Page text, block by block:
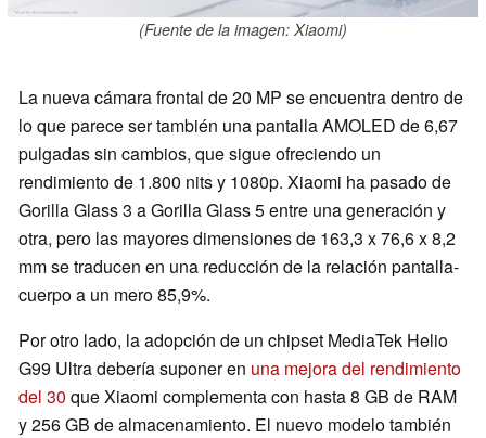
(Fuente de la imagen: Xiaomi)
La nueva cámara frontal de 20 MP se encuentra dentro de
lo que parece ser también una pantalla AMOLED de 6,67
pulgadas sin cambios, que sigue ofreciendo un
rendimiento de 1.800 nits y 1080p. Xiaomi ha pasado de
Gorilla Glass 3 a Gorilla Glass 5 entre una generación y
otra, pero las mayores dimensiones de 163,3 x 76,6 x 8,2
mm se traducen en una reducción de la relación pantalla-
cuerpo a un mero 85,9%.
Por otro lado, la adopción de un chipset MediaTek Helio
G99 Ultra debería suponer en una mejora del rendimiento
del 30 que Xiaomi complementa con hasta 8 GB de RAM
y 256 GB de almacenamiento. El nuevo modelo también